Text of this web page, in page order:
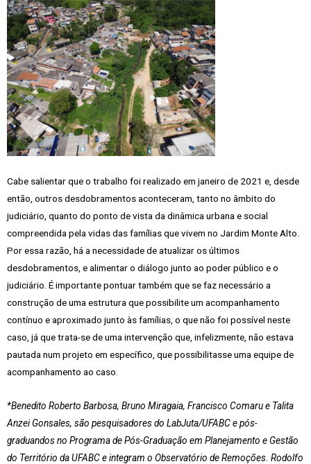
Cabe salientar que o trabalho foi realizado em janeiro de 2021 e, desde
então, outros desdobramentos aconteceram, tanto no âmbito do
judiciário, quanto do ponto de vista da dinâmica urbana e social
compreendida pela vidas das famílias que vivem no Jardim Monte Alto.
Por essa razão, há a necessidade de atualizar os últimos
desdobramentos, e alimentar o diálogo junto ao poder público e o
judiciário. É importante pontuar também que se faz necessário a
construção de uma estrutura que possibilite um acompanhamento
contínuo e aproximado junto às famílias, o que não foi possível neste
caso, já que trata-se de uma intervenção que, infelizmente, não estava
pautada num projeto em específico, que possibilitasse uma equipe de
acompanhamento ao caso.
*Benedito Roberto Barbosa, Bruno Miragaia, Francisco Comaru e Talita
Anzei Gonsales, são pesquisadores do LabJuta/UFABC e pós-
graduandos no Programa de Pós-Graduação em Planejamento e Gestão
do Território da UFABC e integram o Observatório de Remoções. Rodolfo